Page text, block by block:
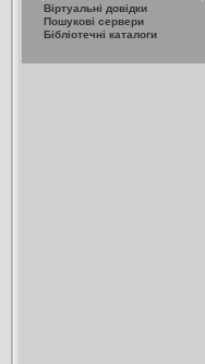
Віртуальні довідки
Пошукові сервери
Бібліотечні каталоги